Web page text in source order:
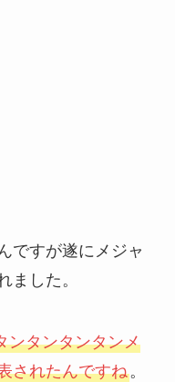
ですが遂にメジャ
ました。
ンタンタンタンメ
されたんですね。